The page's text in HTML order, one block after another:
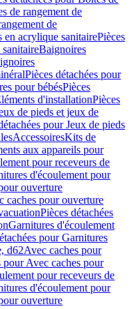
de rangement de
de
en acrylique sanitairePièces
Baignoires
Pièces détachées pour
pour bébésPièces
d'installationPièces
de pieds et jeux de
pour Jeux de pieds
AccessoiresKits de
aux appareils pour
pour receveurs de
d'écoulement pour
ouverture
caches pour ouverture
Pièces détachées
Garnitures d'écoulement
pour Garnitures
d62Avec caches pour
pour Avec caches pour
pour receveurs de
d'écoulement pour
ouverture